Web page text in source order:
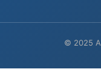
© 2025